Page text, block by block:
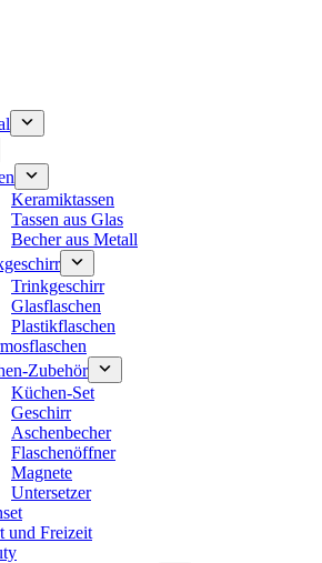
Keramiktassen
Tassen aus Glas
Becher aus Metall
Trinkgeschirr
Glasflaschen
Plastikflaschen
Zubehör
Küchen-Set
Geschirr
Aschenbecher
Flaschenöffner
Magnete
Untersetzer
und Freizeit